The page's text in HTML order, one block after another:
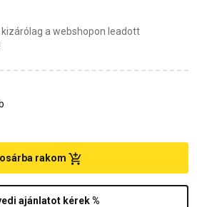
a webshopon leadott
ajánlatot kérek %
rakom